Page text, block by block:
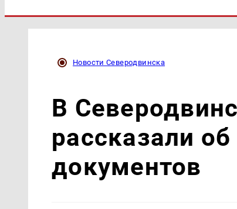
Новости Северодвинска
В
рассказали
документов